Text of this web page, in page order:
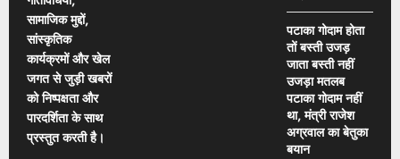
सामाजिक मुद्दों,
सांस्कृतिक
कार्यक्रमों और खेल
जगत से जुड़ी खबरों
को निष्पक्षता और
पारदर्शिता के साथ
प्रस्तुत करती है।
पटाका गोदाम होता
तों बस्ती उजड़
जाता बस्ती नहीं
उजड़ा मतलब
पटाका गोदाम नहीं
था, मंत्री राजेश
अग्रवाल का बेतुका
बयान